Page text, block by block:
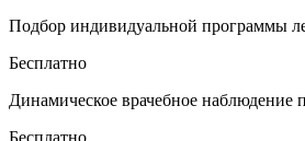
Подбор индивидуальной программы
Бесплатно
Динамическое врачебное наблюдение
Бесплатно